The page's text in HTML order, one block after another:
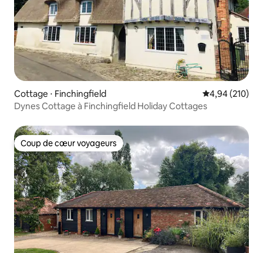
Cottage ⋅ Finchingfield Évaluation
4,94 (210)
Dynes Cottage à Finchingfield Holiday Cottages
Coup de cœur voyageurs
Coup de cœur voyageurs